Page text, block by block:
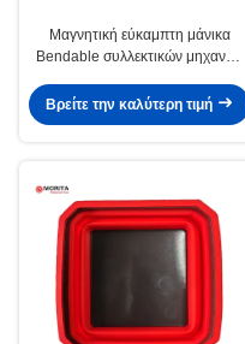
Μαγνητική εύκαμπτη μάνικα
Bendable συλλεκτικών μηχανών
Grabber με τα φω'τα των
Βρείτε την καλύτερη τιμή